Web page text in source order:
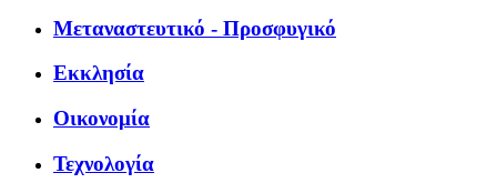
Μεταναστευτικό - Προσφυγικό
Εκκλησία
Οικονομία
Τεχνολογία